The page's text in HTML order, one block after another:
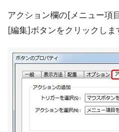
アクション欄の[メニュー項
[編集]ボタンをクリックしま